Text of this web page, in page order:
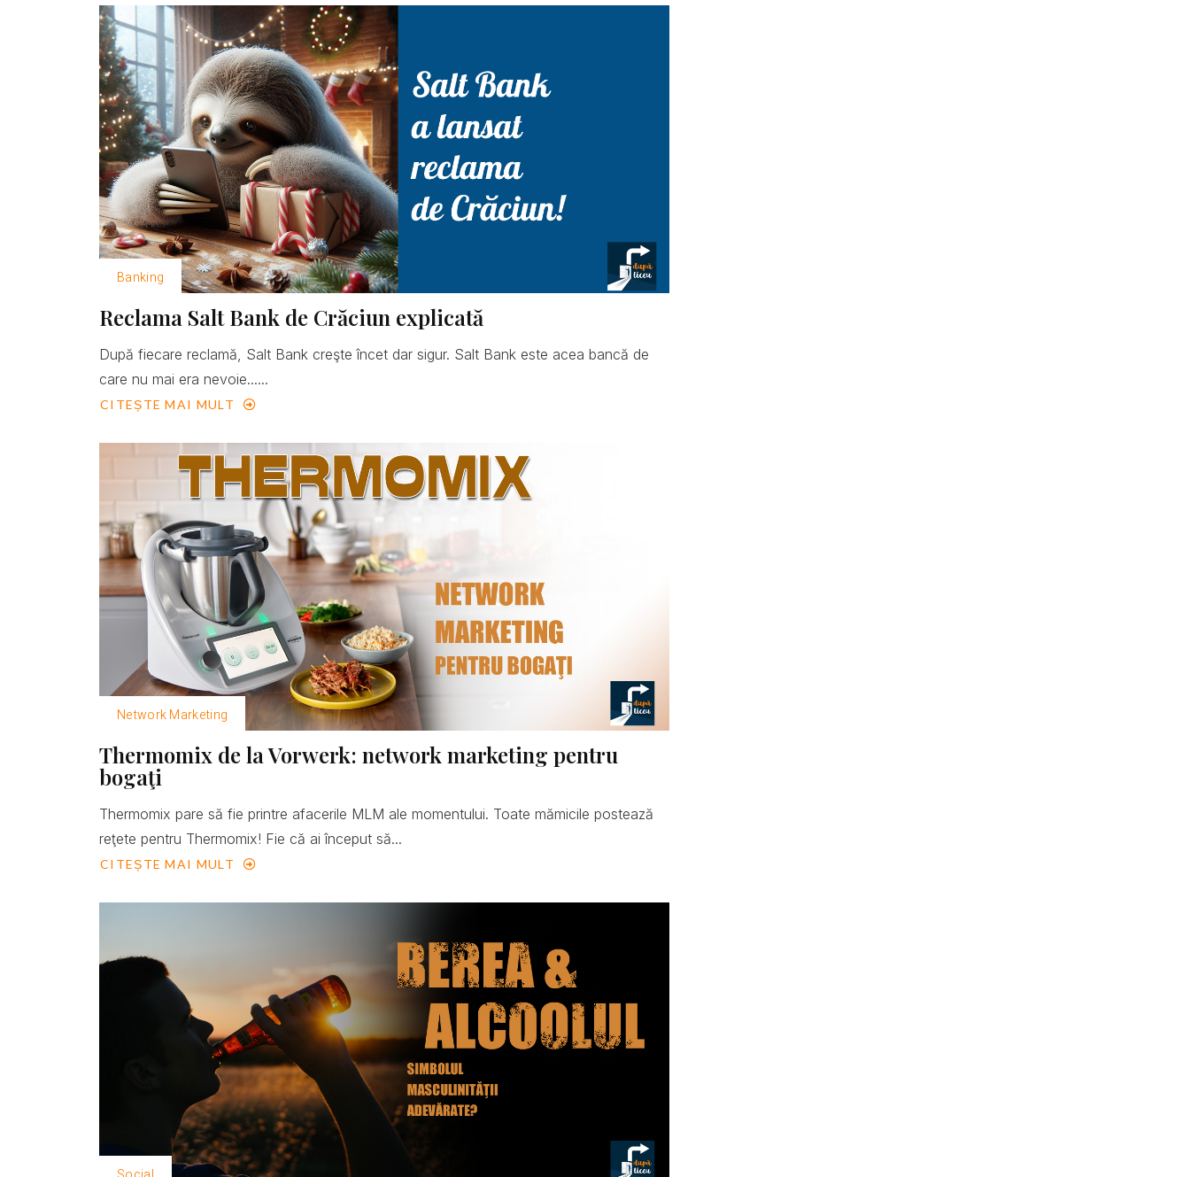
Banking
Reclama Salt Bank de Crăciun explicată
După fiecare reclamă, Salt Bank creşte încet dar sigur. Salt Bank este acea bancă de
care nu mai era nevoie......
CITEȘTE MAI MULT
Network Marketing
Thermomix de la Vorwerk: network marketing pentru
bogaţi
Thermomix pare să fie printre afacerile MLM ale momentului. Toate mămicile postează
reţete pentru Thermomix! Fie că ai început să...
CITEȘTE MAI MULT